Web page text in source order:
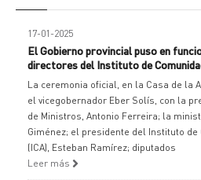
17-01-2025
El Gobierno provincial puso en
directores del Instituto de
La ceremonia oficial, en la Casa de la
el vicegobernador Eber Solís, con la
de Ministros, Antonio Ferreira; la
Giménez; el presidente del Instituto
(ICA), Esteban Ramírez; diputados
Leer más